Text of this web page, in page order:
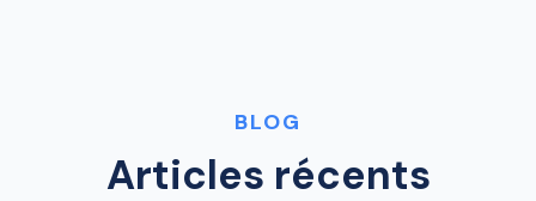
BLOG
Articles récents